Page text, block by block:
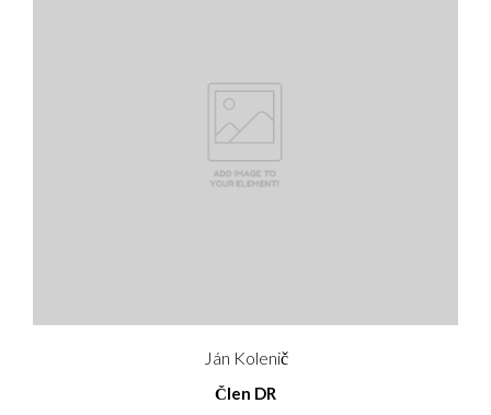
Ján Kolenič
Člen DR